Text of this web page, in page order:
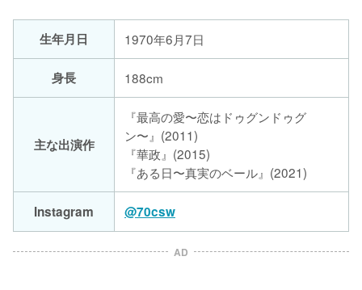
生年月日 1970年6月7日
身長 188cm
主な出演作
『最高の愛〜恋はドゥグンドゥグ
ン〜』(2011)
『華政』(2015)
『ある日〜真実のベール』(2021)
Instagram @70csw
AD